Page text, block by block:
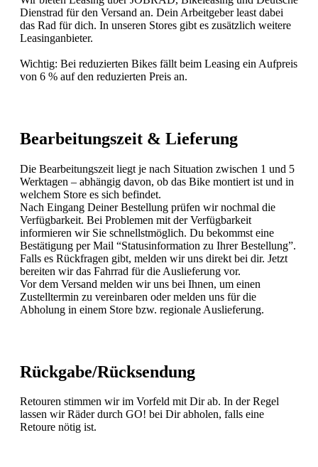
Dienstrad für den Versand an. Dein Arbeitgeber least dabei
das Rad für dich. In unseren Stores gibt es zusätzlich weitere
Leasinganbieter.
Wichtig: Bei reduzierten Bikes fällt beim Leasing ein Aufpreis
von 6 % auf den reduzierten Preis an.
Bearbeitungszeit & Lieferung
Die Bearbeitungszeit liegt je nach Situation zwischen 1 und 5
Werktagen – abhängig davon, ob das Bike montiert ist und in
welchem Store es sich befindet.
Nach Eingang Deiner Bestellung prüfen wir nochmal die
Verfügbarkeit. Bei Problemen mit der Verfügbarkeit
informieren wir Sie schnellstmöglich. Du bekommst eine
Bestätigung per Mail “Statusinformation zu Ihrer Bestellung”.
Falls es Rückfragen gibt, melden wir uns direkt bei dir. Jetzt
bereiten wir das Fahrrad für die Auslieferung vor.
Vor dem Versand melden wir uns bei Ihnen, um einen
Zustelltermin zu vereinbaren oder melden uns für die
Abholung in einem Store bzw. regionale Auslieferung.
Rückgabe/Rücksendung
Retouren stimmen wir im Vorfeld mit Dir ab. In der Regel
lassen wir Räder durch GO! bei Dir abholen, falls eine
Retoure nötig ist.